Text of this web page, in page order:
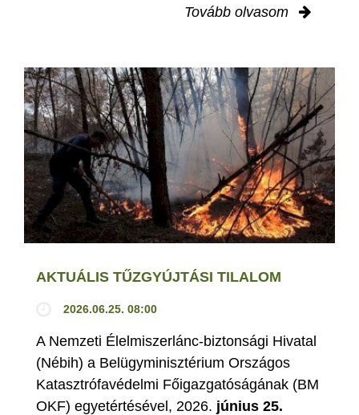
Tovább olvasom
AKTUÁLIS TŰZGYÚJTÁSI TILALOM
2026.06.25. 08:00
A Nemzeti Élelmiszerlánc-biztonsági Hivatal
(Nébih) a Belügyminisztérium Országos
Katasztrófavédelmi Főigazgatóságának (BM
OKF) egyetértésével, 2026. június 25.